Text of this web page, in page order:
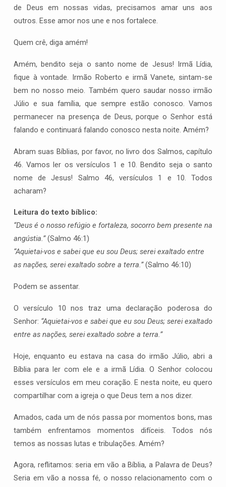
de Deus em nossas vidas, precisamos amar uns aos
outros. Esse amor nos une e nos fortalece.
Quem crê, diga amém!
Amém, bendito seja o santo nome de Jesus! Irmã Lídia,
fique à vontade. Irmão Roberto e irmã Vanete, sintam-se
bem no nosso meio. Também quero saudar nosso irmão
Júlio e sua família, que sempre estão conosco. Vamos
permanecer na presença de Deus, porque o Senhor está
falando e continuará falando conosco nesta noite. Amém?
Abram suas Bíblias, por favor, no livro dos Salmos, capítulo
46. Vamos ler os versículos 1 e 10. Bendito seja o santo
nome de Jesus! Salmo 46, versículos 1 e 10. Todos
acharam?
Leitura do texto bíblico:
“Deus é o nosso refúgio e fortaleza, socorro bem presente na
angústia.”(Salmo 46:1)
“Aquietai-vos e sabei que eu sou Deus; serei exaltado entre
as nações, serei exaltado sobre a terra.”(Salmo 46:10)
Podem se assentar.
O versículo 10 nos traz uma declaração poderosa do
Senhor: “Aquietai-vos e sabei que eu sou Deus; serei exaltado
entre as nações, serei exaltado sobre a terra.”
Hoje, enquanto eu estava na casa do irmão Júlio, abri a
Bíblia para ler com ele e a irmã Lídia. O Senhor colocou
esses versículos em meu coração. E nesta noite, eu quero
compartilhar com a igreja o que Deus tem a nos dizer.
Amados, cada um de nós passa por momentos bons, mas
também enfrentamos momentos difíceis. Todos nós
temos as nossas lutas e tribulações. Amém?
Agora, reflitamos: seria em vão a Bíblia, a Palavra de Deus?
Seria em vão a nossa fé, o nosso relacionamento com o